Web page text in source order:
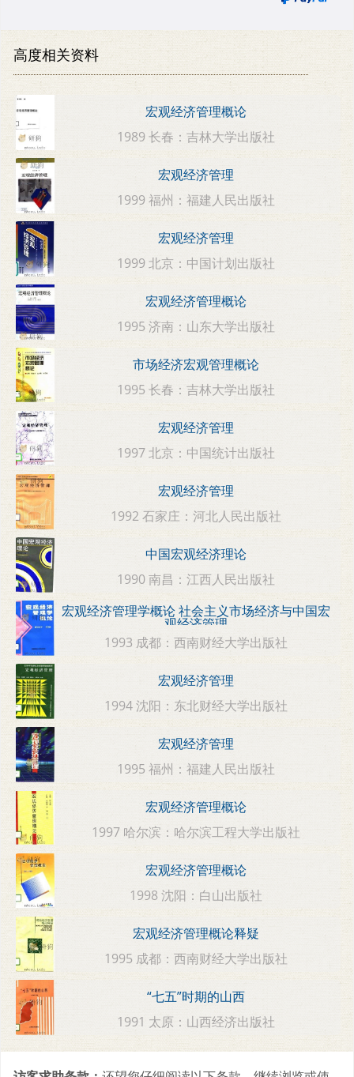
高度相关资料
宏观经济管理概论
1989 长春：吉林大学出版社
宏观经济管理
1999 福州：福建人民出版社
宏观经济管理
1999 北京：中国计划出版社
宏观经济管理概论
1995 济南：山东大学出版社
市场经济宏观管理概论
1995 长春：吉林大学出版社
宏观经济管理
1997 北京：中国统计出版社
宏观经济管理
1992 石家庄：河北人民出版社
中国宏观经济理论
1990 南昌：江西人民出版社
宏观经济管理学概论 社会主义市场经济与中国宏
观经济管理
1993 成都：西南财经大学出版社
宏观经济管理
1994 沈阳：东北财经大学出版社
宏观经济管理
1995 福州：福建人民出版社
宏观经济管理概论
1997 哈尔滨：哈尔滨工程大学出版社
宏观经济管理概论
1998 沈阳：白山出版社
宏观经济管理概论释疑
1995 成都：西南财经大学出版社
“七五”时期的山西
1991 太原：山西经济出版社